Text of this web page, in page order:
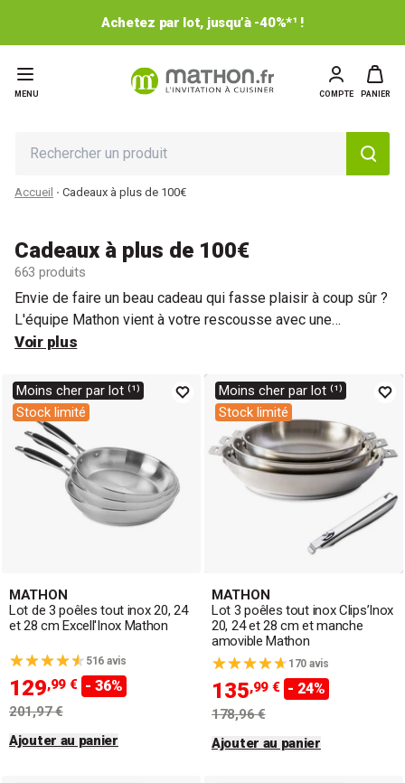
Achetez par lot, jusqu’à -40%*¹ !
MENU COMPTE PANIER
Accueil Cadeaux à plus de 100€
Cadeaux à plus de 100€
663 produits
Envie de faire un beau cadeau qui fasse plaisir à coup sûr ?
L'équipe Mathon vient à votre rescousse avec une
sélection d'idées cadeaux à plus de 100€, pour les
Voir plus
Moins cher par lot ⁽¹⁾
Stock limité
MATHON
Lot de 3 poêles tout inox 20, 24
et 28 cm Excell'Inox Mathon
516 avis
129,99 € - 36%
201,97 €
Ajouter au panier
Moins cher par lot ⁽¹⁾
Stock limité
MATHON
Lot 3 poêles tout inox Clips’Inox
20, 24 et 28 cm et manche
amovible Mathon
170 avis
135,99 € - 24%
178,96 €
Ajouter au panier